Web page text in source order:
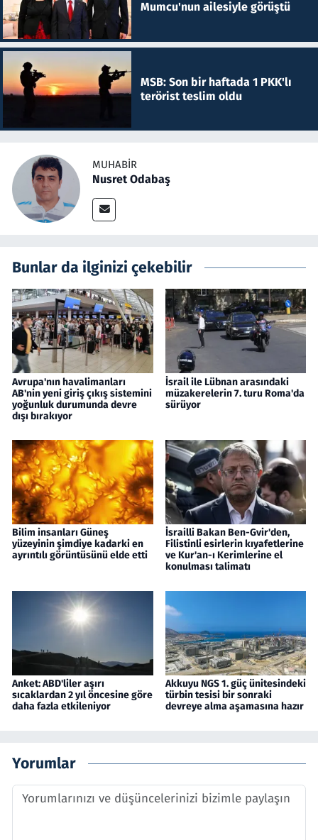
Mumcu'nun ailesiyle görüştü
MSB: Son bir haftada 1 PKK'lı
terörist teslim oldu
MUHABIR
Nusret Odabaş
Bunlar da ilginizi çekebilir
Avrupa'nın havalimanları
AB'nin yeni giriş çıkış sistemini
yoğunluk durumunda devre
dışı bırakıyor
İsrail ile Lübnan arasındaki
müzakerelerin 7. turu Roma'da
sürüyor
Bilim insanları Güneş
yüzeyinin şimdiye kadarki en
ayrıntılı görüntüsünü elde etti
İsrailli Bakan Ben-Gvir'den,
Filistinli esirlerin kıyafetlerine
ve Kur'an-ı Kerimlerine el
konulması talimatı
Anket: ABD'liler aşırı
sıcaklardan 2 yıl öncesine göre
daha fazla etkileniyor
Akkuyu NGS 1. güç ünitesindeki
türbin tesisi bir sonraki
devreye alma aşamasına hazır
Yorumlar